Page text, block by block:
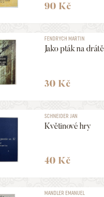
90 Kč
FENDRYCH MARTIN
Jako pták na drátě
30 Kč
SCHNEIDER JAN
Květinové hry
40 Kč
MANDLER EMANUEL